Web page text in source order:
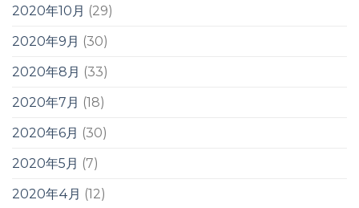
2020年10月 (29)
2020年9月 (30)
2020年8月 (33)
2020年7月 (18)
2020年6月 (30)
2020年5月 (7)
2020年4月 (12)